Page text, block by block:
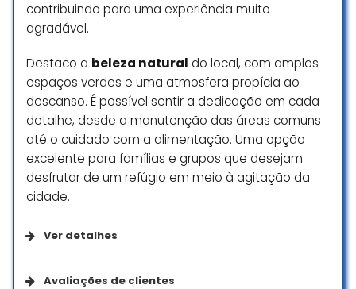
contribuindo para uma experiência muito
agradável.
Destaco a beleza natural do local, com amplos
espaços verdes e uma atmosfera propícia ao
descanso. É possível sentir a dedicação em cada
detalhe, desde a manutenção das áreas comuns
até o cuidado com a alimentação. Uma opção
excelente para famílias e grupos que desejam
desfrutar de um refúgio em meio à agitação da
cidade.
Ver detalhes
Avaliações de clientes